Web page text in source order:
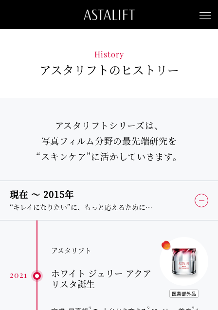
History
アスタリフトのヒストリー
アスタリフトシリーズは、
写真フィルム分野の最先端研究を
“スキンケア”に活かしていきます。
現在 〜 2015年
“キレイになりたい”に、もっと応えるために…
2021
アスタリフト
ホワイト ジェリー アクア
リスタ誕生
*1 *2 *3